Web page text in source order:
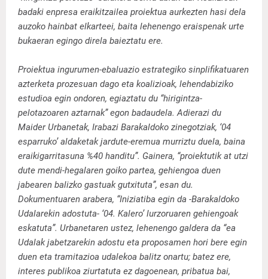
badaki enpresa eraikitzailea proiektua aurkezten hasi dela
auzoko hainbat elkarteei, baita lehenengo eraispenak urte
bukaeran egingo direla baieztatu ere.
Proiektua ingurumen-ebaluazio estrategiko sinplifikatuaren
azterketa prozesuan dago eta koalizioak, lehendabiziko
estudioa egin ondoren, egiaztatu du “hirigintza-
pelotazoaren aztarnak” egon badaudela. Adierazi du
Maider Urbanetak, Irabazi Barakaldoko zinegotziak, ‘04
esparruko’ aldaketak jardute-eremua murriztu duela, baina
eraikigarritasuna %40 handitu”. Gainera, “proiektutik at utzi
dute mendi-hegalaren goiko partea, gehiengoa duen
jabearen balizko gastuak gutxituta”, esan du.
Dokumentuaren arabera, “Iniziatiba egin da -Barakaldoko
Udalarekin adostuta- ‘04. Kalero’ lurzoruaren gehiengoak
eskatuta”. Urbanetaren ustez, lehenengo galdera da “ea
Udalak jabetzarekin adostu eta proposamen hori bere egin
duen eta tramitazioa udalekoa balitz onartu; batez ere,
interes publikoa ziurtatuta ez dagoenean, pribatua bai,